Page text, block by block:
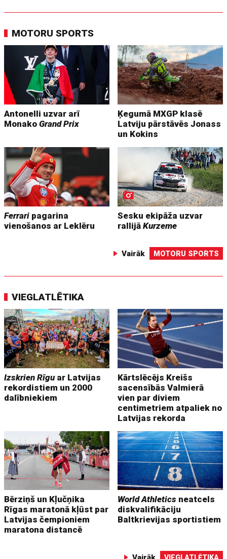
MOTORU SPORTS
Antonelli uzvar arī
MonakoGrand Prix
Ķegumā MXGP klasē
Latviju pārstāvēs Jonass
un Kokins
Ferrari pagarina
vienošanos ar Leklēru
Sesku ekipāža uzvar
rallijāKurzeme
Vairāk MOTORU SPORTS
VIEGLATLĒTIKA
Izskrien Rīguar Latvijas
rekordistiem un 2000
dalībniekiem
Kārtslēcējs Kreišs
sacensībās Valmierā
vien par diviem
centimetriem atpaliek no
Latvijas rekorda
Bērziņš un Kļučņika
Rīgas maratonā kļūst par
Latvijas čempioniem
maratona distancē
World Athletics neatcels
diskvalifikāciju
Baltkrievijas sportistiem